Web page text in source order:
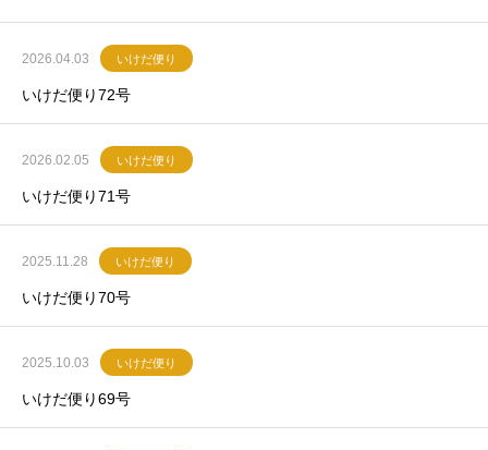
2026.04.03 いけだ便り
いけだ便り72号
2026.02.05 いけだ便り
いけだ便り71号
2025.11.28 いけだ便り
いけだ便り70号
2025.10.03 いけだ便り
いけだ便り69号